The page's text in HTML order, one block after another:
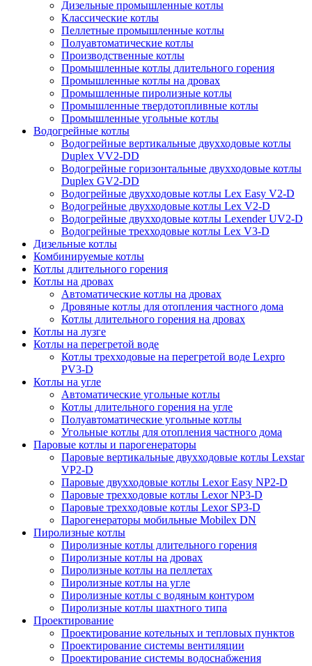
Дизельные промышленные котлы
Классические котлы
Пеллетные промышленные котлы
Полуавтоматические котлы
Производственные котлы
Промышленные котлы длительного горения
Промышленные котлы на дровах
Промышленные пиролизные котлы
Промышленные твердотопливные котлы
Промышленные угольные котлы
Водогрейные котлы
Водогрейные вертикальные двухходовые котлы
Duplex VV2-DD
Водогрейные горизонтальные двухходовые котлы
Duplex GV2-DD
Водогрейные двухходовые котлы Lex Easy V2-D
Водогрейные двухходовые котлы Lex V2-D
Водогрейные двухходовые котлы Lexender UV2-D
Водогрейные трехходовые котлы Lex V3-D
Дизельные котлы
Комбинируемые котлы
Котлы длительного горения
Котлы на дровах
Автоматические котлы на дровах
Дровяные котлы для отопления частного дома
Котлы длительного горения на дровах
Котлы на лузге
Котлы на перегретой воде
Котлы трехходовые на перегретой воде Lexpro
PV3-D
Котлы на угле
Автоматические угольные котлы
Котлы длительного горения на угле
Полуавтоматические угольные котлы
Угольные котлы для отопления частного дома
Паровые котлы и парогенераторы
Паровые вертикальные двухходовые котлы Lexstar
VP2-D
Паровые двухходовые котлы Lexor Easy NP2-D
Паровые трехходовые котлы Lexor NP3-D
Паровые трехходовые котлы Lexor SP3-D
Парогенераторы мобильные Mobilex DN
Пиролизные котлы
Пиролизные котлы длительного горения
Пиролизные котлы на дровах
Пиролизные котлы на пеллетах
Пиролизные котлы на угле
Пиролизные котлы с водяным контуром
Пиролизные котлы шахтного типа
Проектирование
Проектирование котельных и тепловых пунктов
Проектирование системы вентиляции
Проектирование системы водоснабжения